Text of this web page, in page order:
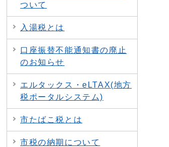
ついて
入湯税とは
口座振替不能通知書の廃止
のお知らせ
エルタックス・eLTAX(地方
税ポータルシステム)
市たばこ税とは
市税の納期について